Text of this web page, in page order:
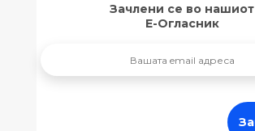
Зачлени се во нашиот
Е-Огласник